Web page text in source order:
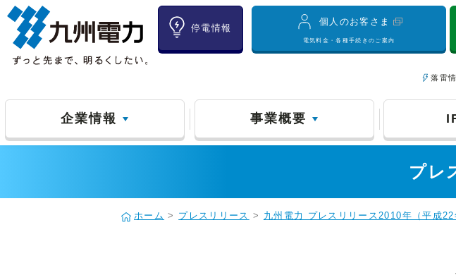
停電情報
個人のお客さま
電気料金・各種手続きのご案内
落雷
企業情報 事業概要
プレ
ホーム > プレスリリース > 九州電力 プレスリリース2010年（平成22